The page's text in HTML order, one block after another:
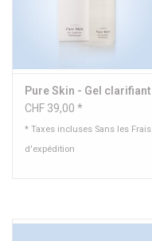
Pure Skin - Gel clarifiant
CHF 39,00 *
* Taxes incluses Sans les Frais
d'expédition